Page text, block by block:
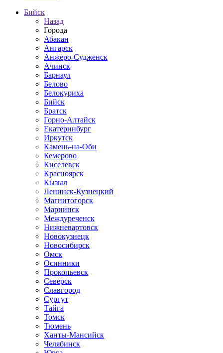
Бийск
Назад
Города
Абакан
Ангарск
Анжеро-Судженск
Ачинск
Барнаул
Белово
Белокуриха
Бийск
Братск
Горно-Алтайск
Екатеринбург
Иркутск
Камень-на-Оби
Кемерово
Киселевск
Красноярск
Кызыл
Ленинск-Кузнецкий
Магнитогорск
Мариинск
Междуреченск
Нижневартовск
Новокузнецк
Новосибирск
Омск
Осинники
Прокопьевск
Северск
Славгород
Сургут
Тайга
Томск
Тюмень
Ханты-Мансийск
Челябинск